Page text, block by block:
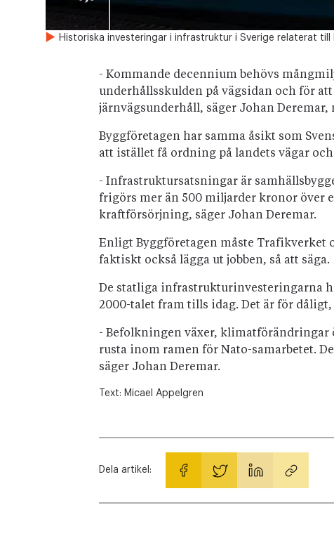
Historiska investeringar i infrastruktur i Sverige relaterat till
- Kommande decennium behövs
underhållsskulden på vägsidan och för
järnvägsunderhåll, säger Johan
Byggföretagen har samma åsikt som
att istället få ordning på landets vägar
- Infrastruktursatsningar är
frigörs mer än 500 miljarder kronor över
kraftförsörjning, säger Johan Deremar.
Enligt Byggföretagen måste Trafikverket
faktiskt också lägga ut jobben, så att säga.
De statliga infrastrukturinvesteringarna
2000-talet fram tills idag. Det är för
- Befolkningen växer, klimatförändringar
rusta inom ramen för Nato-samarbetet.
säger Johan Deremar.
Text: Micael Appelgren
Dela artikel: